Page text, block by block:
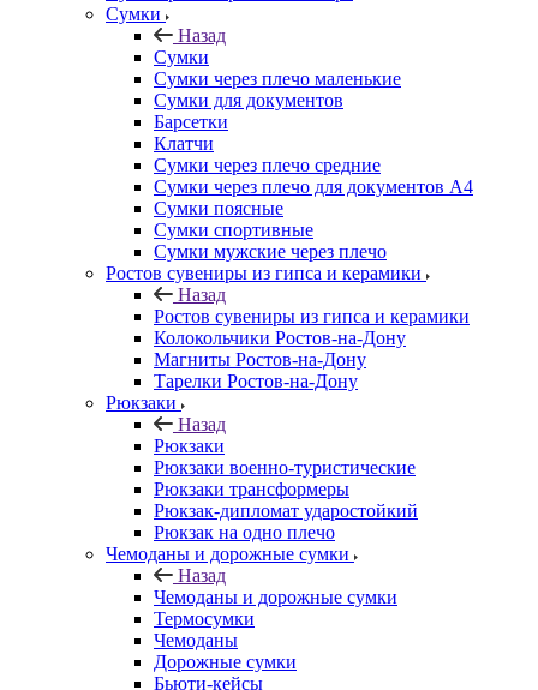
Сумки
Назад
Сумки
Сумки через плечо маленькие
Сумки для документов
Барсетки
Клатчи
Сумки через плечо средние
Сумки через плечо для документов А4
Сумки поясные
Сумки спортивные
Сумки мужские через плечо
Ростов сувениры из гипса и керамики
Назад
Ростов сувениры из гипса и керамики
Колокольчики Ростов-на-Дону
Магниты Ростов-на-Дону
Тарелки Ростов-на-Дону
Рюкзаки
Назад
Рюкзаки
Рюкзаки военно-туристические
Рюкзаки трансформеры
Рюкзак-дипломат ударостойкий
Рюкзак на одно плечо
Чемоданы и дорожные сумки
Назад
Чемоданы и дорожные сумки
Термосумки
Чемоданы
Дорожные сумки
Бьюти-кейсы